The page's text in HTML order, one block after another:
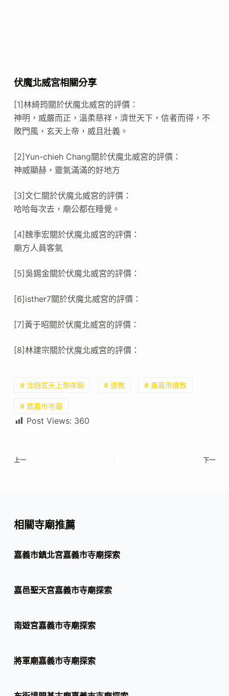
伏魔北威宮相關分享
[1]林綺筠關於伏魔北威宮的評價：
神明，威嚴而正，溫柔慈祥，濟世天下，信者而得，不
敗門風，玄天上帝，威且壯義。
[2]Yun-chieh Chang關於伏魔北威宮的評價：
神威顯赫，靈氣滿滿的好地方
[3]文仁關於伏魔北威宮的評價：
哈哈每次去，廟公都在睡覺。
[4]魏季宏關於伏魔北威宮的評價：
廟方人員客氣
[5]吳錫金關於伏魔北威宮的評價：
[6]isther7關於伏魔北威宮的評價：
[7]黃于昭關於伏魔北威宮的評價：
[8]林建宗關於伏魔北威宮的評價：
# 北極玄天上帝寺廟 # 道教 # 嘉義市道教
# 嘉義市寺廟
Post Views: 360
上一 下一
相關寺廟推薦
嘉義市鎮北宮嘉義市寺廟探索
嘉邑聖天宮嘉義市寺廟探索
南遊宮嘉義市寺廟探索
將軍廟嘉義市寺廟探索